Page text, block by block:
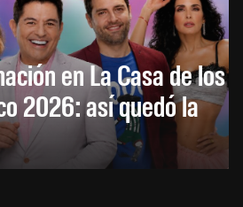
en La Casa de los
2026: así quedó la